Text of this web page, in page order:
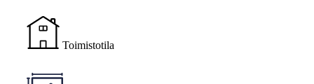
Toimistotila